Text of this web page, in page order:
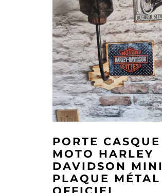
PORTE CASQUE
MOTO HARLEY
DAVIDSON MINI
PLAQUE MÉTAL